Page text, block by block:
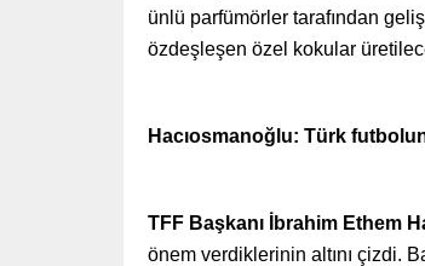
ünlü parfümörler tarafından
özdeşleşen özel kokular
Hacıosmanoğlu: Türk
TFF Başkanı İbrahim Ethem
önem verdiklerinin altını çizdi.